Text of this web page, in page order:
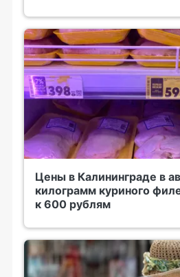
Цены в Калининграде в
килограмм куриного
к 600 рублям